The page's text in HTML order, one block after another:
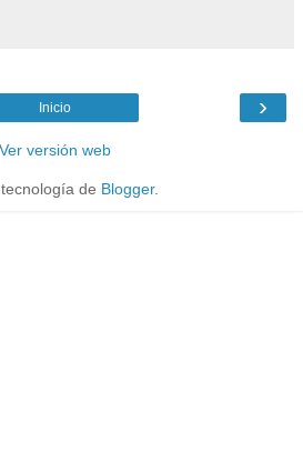
›
Inicio
Ver versión web
de Blogger.